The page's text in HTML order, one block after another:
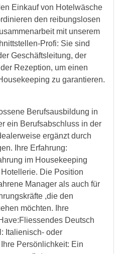
Einkauf von Hotelwäsche
den reibungslosen
mit unserem
Profi: Sie sind
Geschäftsleitung, der
Rezeption, um einen
zu garantieren.
Berufsausbildung in
ein Berufsabschluss in der
ergänzt durch
Ihre Erfahrung:
im Housekeeping
Die Position
Manager als auch für
,die den
möchten. Ihre
Deutsch
Italienisch- oder
Persönlichkeit: Ein